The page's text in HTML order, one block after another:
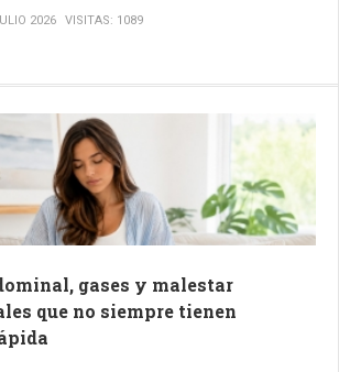
2026 VISITAS: 1089
gases y malestar
que no siempre tienen